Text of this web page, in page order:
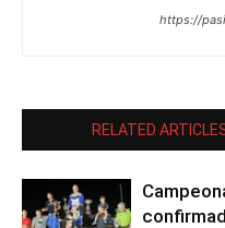
https://
RELATED